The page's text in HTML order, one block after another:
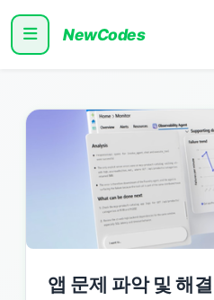
NewCodes
앱 문제 파악 및 해